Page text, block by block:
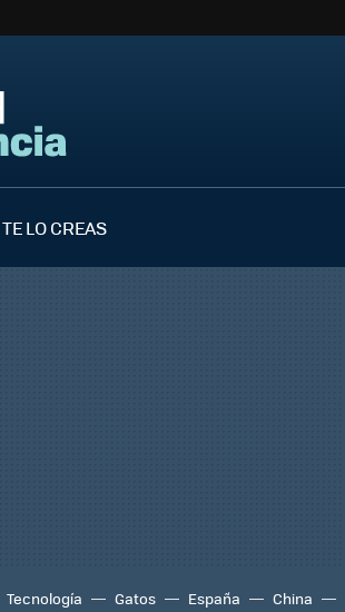
LO CREAS
Tecnología Gatos España China